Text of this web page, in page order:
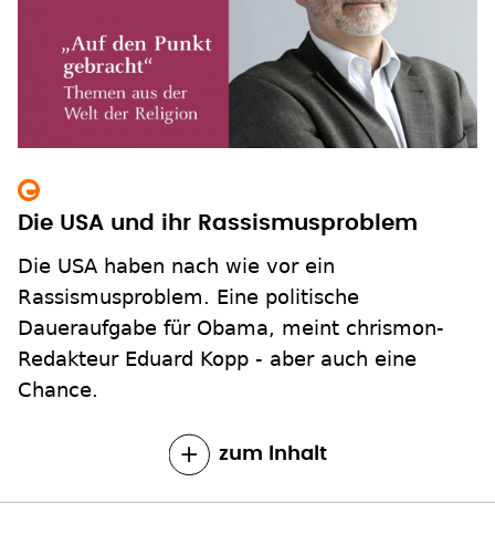
Die USA und ihr Rassismusproblem
Die USA haben nach wie vor ein
Rassismusproblem. Eine politische
Daueraufgabe für Obama, meint chrismon-
Redakteur Eduard Kopp - aber auch eine
Chance.
zum Inhalt